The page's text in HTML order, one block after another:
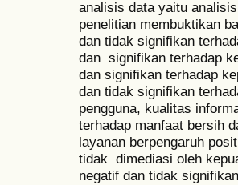
analisis data yaitu
penelitian membuktikan
dan tidak signifikan
dan signifikan terhadap
dan signifikan terhadap
dan tidak signifikan
pengguna, kualitas
terhadap manfaat bersih
layanan berpengaruh
tidak dimediasi oleh
negatif dan tidak